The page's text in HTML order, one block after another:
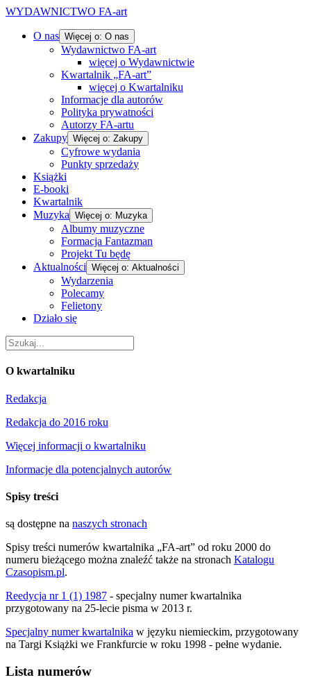
WYDAWNICTWO FA-art
O nas Więcej o: O nas
Wydawnictwo FA-art
więcej o Wydawnictwie
Kwartalnik „FA-art”
więcej o Kwartalniku
Informacje dla autorów
Polityka prywatności
Autorzy FA-artu
Zakupy Więcej o: Zakupy
Cyfrowe wydania
Punkty sprzedaży
Książki
E-booki
Kwartalnik
Muzyka Więcej o: Muzyka
Albumy muzyczne
Formacja Fantazman
Projekt Tu będę
Aktualności Więcej o: Aktualności
Wydarzenia
Polecamy
Felietony
Działo się
O kwartalniku
Redakcja
Redakcja do 2016 roku
Więcej informacji o kwartalniku
Informacje dla potencjalnych autorów
Spisy treści
są dostępne na naszych stronach
Spisy treści numerów kwartalnika „FA-art” od roku 2000 do
numeru bieżącego można znaleźć także na stronach Katalogu
Czasopism.pl.
Reedycja nr 1 (1) 1987 - specjalny numer kwartalnika
przygotowany na 25-lecie pisma w 2013 r.
Specjalny numer kwartalnika w języku niemieckim, przygotowany
na Targi Książki we Frankfurcie w roku 1998 - pełne wydanie.
Lista numerów